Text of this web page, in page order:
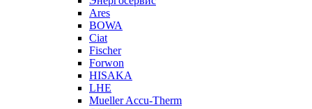
Ares
BOWA
Ciat
Fischer
Forwon
HISAKA
LHE
Mueller Accu-Therm